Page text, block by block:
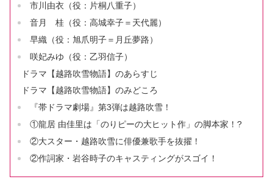
市川由衣（役：片桐八重子）
音月 桂（役：高城幸子＝天代麗）
早織（役：旭爪明子＝月丘夢路）
咲妃みゆ（役：乙羽信子）
ドラマ【越路吹雪物語】のあらすじ
ドラマ【越路吹雪物語】のみどころ
『帯ドラマ劇場』第3弾は越路吹雪！
①龍居 由佳里は「のりピーの大ヒット作」の脚本家！?
②大スター・越路吹雪に俳優兼歌手を抜擢！
②作詞家・岩谷時子のキャスティングがスゴイ！